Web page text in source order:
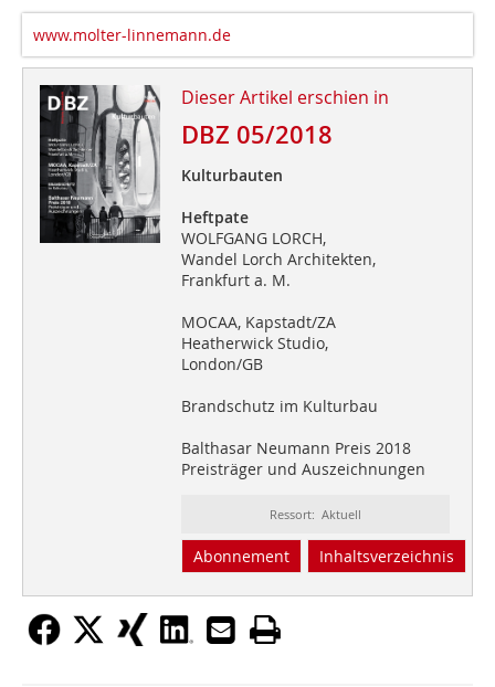
www.molter-linnemann.de
Dieser Artikel erschien in
DBZ 05/2018
Kulturbauten
Heftpate
WOLFGANG LORCH,
Wandel Lorch Architekten,
Frankfurt a. M.
MOCAA, Kapstadt/ZA
Heatherwick Studio,
London/GB
Brandschutz im Kulturbau
Balthasar Neumann Preis 2018
Preisträger und Auszeichnungen
Ressort: Aktuell
Abonnement Inhaltsverzeichnis